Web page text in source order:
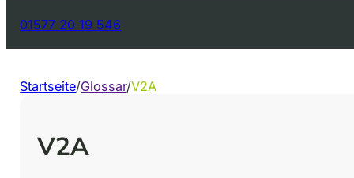
01577 20 19 546
Startseite/Glossar/V2A
V2A